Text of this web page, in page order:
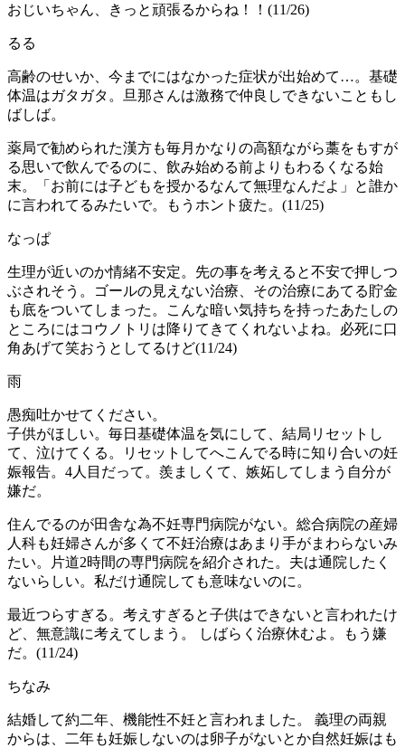
おじいちゃん、きっと頑張るからね！！(11/26)
るる
高齢のせいか、今までにはなかった症状が出始めて…。基礎
体温はガタガタ。旦那さんは激務で仲良しできないこともし
ばしば。
薬局で勧められた漢方も毎月かなりの高額ながら藁をもすが
る思いで飲んでるのに、飲み始める前よりもわるくなる始
末。「お前には子どもを授かるなんて無理なんだよ」と誰か
に言われてるみたいで。もうホント疲た。(11/25)
なっぱ
生理が近いのか情緒不安定。先の事を考えると不安で押しつ
ぶされそう。ゴールの見えない治療、その治療にあてる貯金
も底をついてしまった。こんな暗い気持ちを持ったあたしの
ところにはコウノトリは降りてきてくれないよね。必死に口
角あげて笑おうとしてるけど(11/24)
雨
愚痴吐かせてください。
子供がほしい。毎日基礎体温を気にして、結局リセットし
て、泣けてくる。リセットしてへこんでる時に知り合いの妊
娠報告。4人目だって。羨ましくて、嫉妬してしまう自分が
嫌だ。
住んでるのが田舎な為不妊専門病院がない。総合病院の産婦
人科も妊婦さんが多くて不妊治療はあまり手がまわらないみ
たい。片道2時間の専門病院を紹介された。夫は通院したく
ないらしい。私だけ通院しても意味ないのに。
最近つらすぎる。考えすぎると子供はできないと言われたけ
ど、無意識に考えてしまう。 しばらく治療休むよ。もう嫌
だ。(11/24)
ちなみ
結婚して約二年、機能性不妊と言われました。 義理の両親
からは、二年も妊娠しないのは卵子がないとか自然妊娠はも